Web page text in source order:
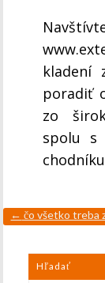
kladení
poradiť
zo
spolu s
← čo všetko treba
Hľadať